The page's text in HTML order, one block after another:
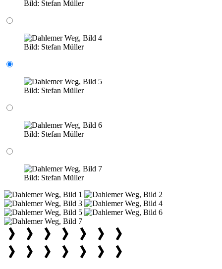
Bild: Stefan Müller
Bild: Stefan Müller
Bild: Stefan Müller
Bild: Stefan Müller
Bild: Stefan Müller